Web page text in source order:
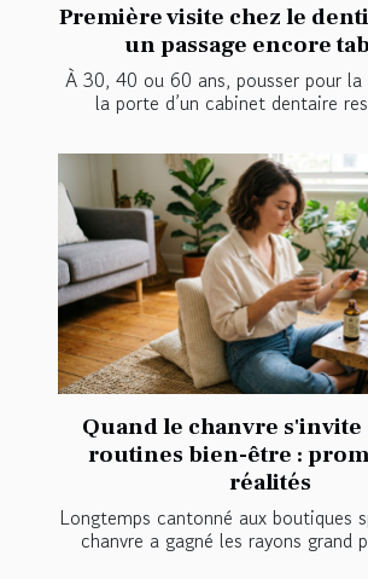
Première visite chez le
un passage encore
À 30, 40 ou 60 ans, pousser pour
la porte d’un cabinet dentaire
Quand le chanvre s'invite
routines bien-être :
réalités
Longtemps cantonné aux boutiques
chanvre a gagné les rayons grand